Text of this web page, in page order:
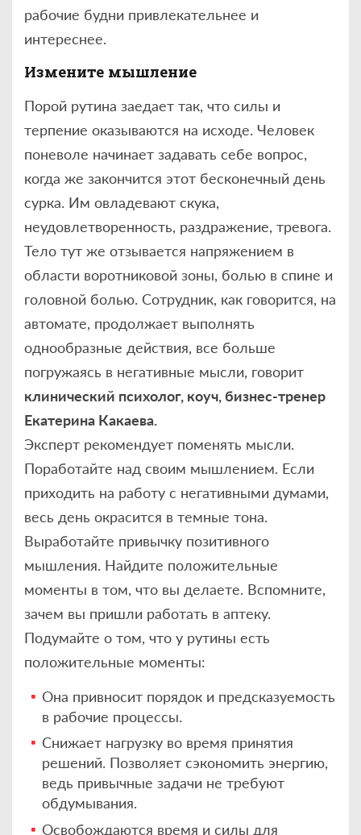
рабочие будни привлекательнее и
интереснее.
Измените мышление
Порой рутина заедает так, что силы и
терпение оказываются на исходе. Человек
поневоле начинает задавать себе вопрос,
когда же закончится этот бесконечный день
сурка. Им овладевают скука,
неудовлетворенность, раздражение, тревога.
Тело тут же отзывается напряжением в
области воротниковой зоны, болью в спине и
головной болью. Сотрудник, как говорится, на
автомате, продолжает выполнять
однообразные действия, все больше
погружаясь в негативные мысли, говорит
клинический психолог, коуч, бизнес-тренер
Екатерина Какаева.
Эксперт рекомендует поменять мысли.
Поработайте над своим мышлением. Если
приходить на работу с негативными думами,
весь день окрасится в темные тона.
Выработайте привычку позитивного
мышления. Найдите положительные
моменты в том, что вы делаете. Вспомните,
зачем вы пришли работать в аптеку.
Подумайте о том, что у рутины есть
положительные моменты:
Она привносит порядок и предсказуемость
в рабочие процессы.
Снижает нагрузку во время принятия
решений. Позволяет сэкономить энергию,
ведь привычные задачи не требуют
обдумывания.
Освобождаются время и силы для